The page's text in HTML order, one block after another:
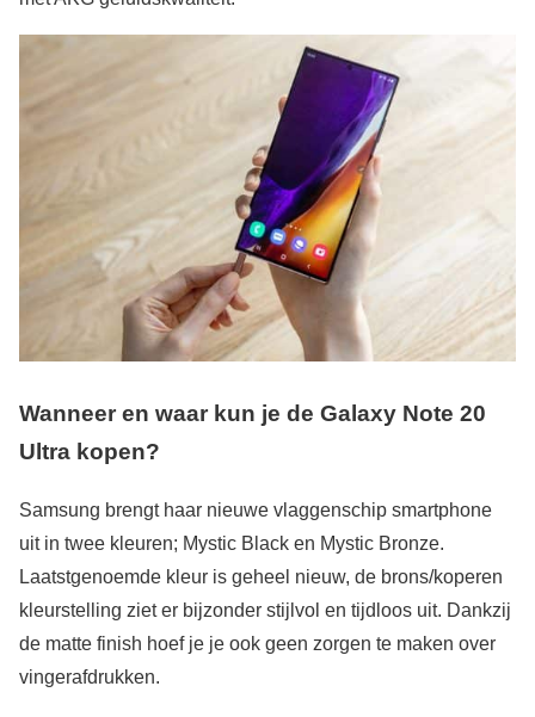
Wanneer en waar kun je de Galaxy Note 20
Ultra kopen?
Samsung brengt haar nieuwe vlaggenschip smartphone
uit in twee kleuren; Mystic Black en Mystic Bronze.
Laatstgenoemde kleur is geheel nieuw, de brons/koperen
kleurstelling ziet er bijzonder stijlvol en tijdloos uit. Dankzij
de matte finish hoef je je ook geen zorgen te maken over
vingerafdrukken.